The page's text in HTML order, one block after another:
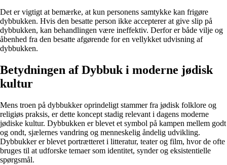
Det er vigtigt at bemærke, at kun personens samtykke kan frigøre
dybbukken. Hvis den besatte person ikke accepterer at give slip på
dybbukken, kan behandlingen være ineffektiv. Derfor er både vilje og
åbenhed fra den besatte afgørende for en vellykket udvisning af
dybbukken.
Betydningen af Dybbuk i moderne jødisk
kultur
Mens troen på dybbukker oprindeligt stammer fra jødisk folklore og
religiøs praksis, er dette koncept stadig relevant i dagens moderne
jødiske kultur. Dybbukken er blevet et symbol på kampen mellem godt
og ondt, sjælernes vandring og menneskelig åndelig udvikling.
Dybbukker er blevet portrætteret i litteratur, teater og film, hvor de ofte
bruges til at udforske temaer som identitet, synder og eksistentielle
spørgsmål.